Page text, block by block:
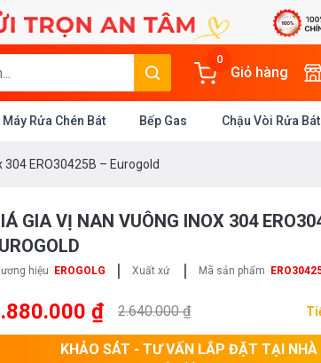
0
Giỏ hàng
Máy Rửa Chén Bát Bếp Gas Chậu Vòi Rửa Bát
ERO30425B – Eurogold
GIA VỊ NAN VUÔNG INOX 304
hiệu EROGOLG | Xuất xứ | Mã sản phẩm
₫ 2.640.000 ₫
KHẢO SÁT - TƯ VẤN LẮP ĐẶT TẠI NHÀ